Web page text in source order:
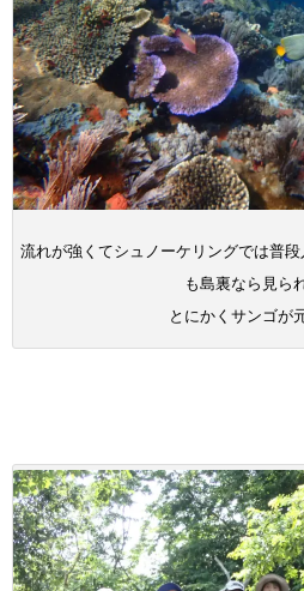
流れが強くてシュノーケリングでは普
も島裏なら見ら
とにかくサンゴが